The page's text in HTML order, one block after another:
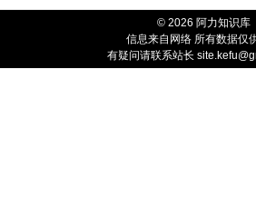
© 2026 阿力知识库
信息来自网络 所有数据仅
有疑问请联系站长